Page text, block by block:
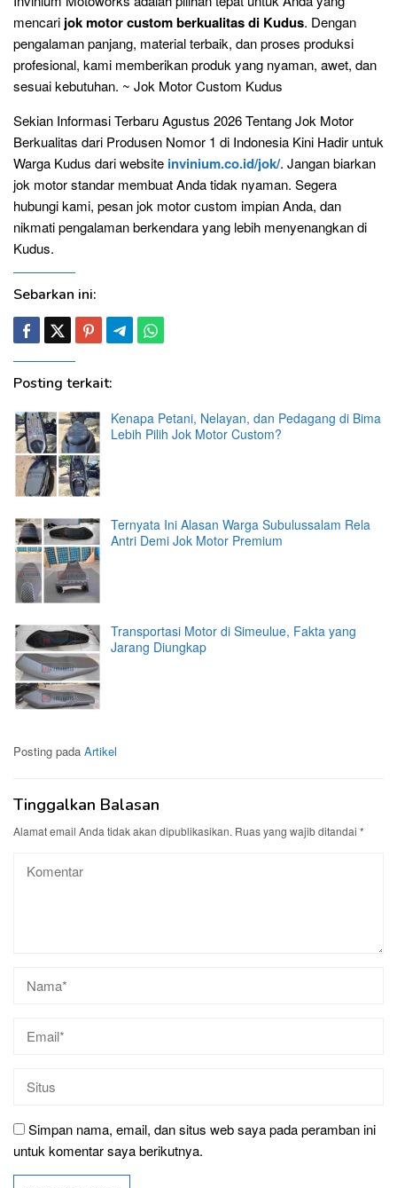
mencari jok motor custom berkualitas di Kudus. Dengan
pengalaman panjang, material terbaik, dan proses produksi
profesional, kami memberikan produk yang nyaman, awet, dan
sesuai kebutuhan. ~ Jok Motor Custom Kudus
Sekian Informasi Terbaru Agustus 2026 Tentang Jok Motor
Berkualitas dari Produsen Nomor 1 di Indonesia Kini Hadir untuk
Warga Kudus dari website invinium.co.id/jok/. Jangan biarkan
jok motor standar membuat Anda tidak nyaman. Segera
hubungi kami, pesan jok motor custom impian Anda, dan
nikmati pengalaman berkendara yang lebih menyenangkan di
Kudus.
Sebarkan ini:
Posting terkait:
Kenapa Petani, Nelayan, dan Pedagang di Bima
Lebih Pilih Jok Motor Custom?
Ternyata Ini Alasan Warga Subulussalam Rela
Antri Demi Jok Motor Premium
Transportasi Motor di Simeulue, Fakta yang
Jarang Diungkap
Posting pada Artikel
Tinggalkan Balasan
Alamat email Anda tidak akan dipublikasikan. Ruas yang wajib ditandai *
Simpan nama, email, dan situs web saya pada peramban ini
untuk komentar saya berikutnya.